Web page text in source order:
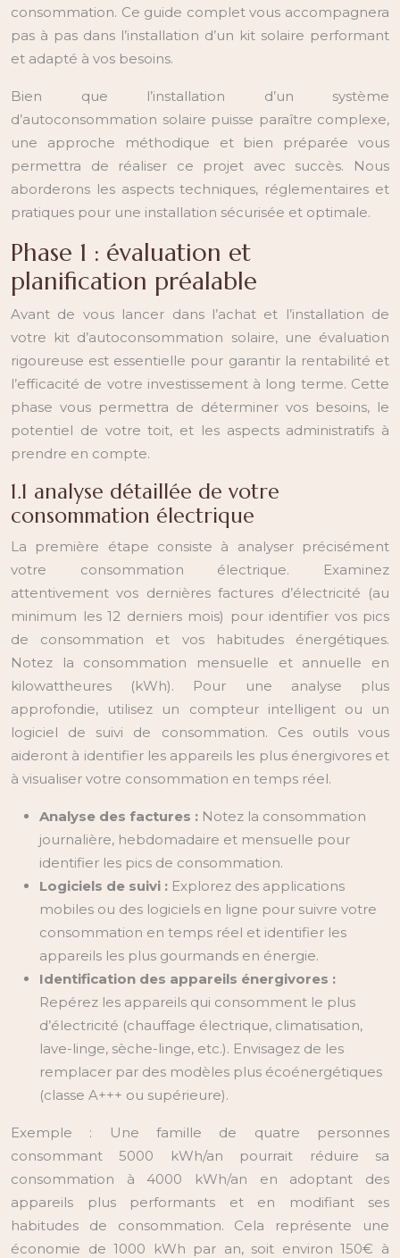
consommation. Ce guide complet vous accompagnera
pas à pas dans l’installation d’un kit solaire performant
et adapté à vos besoins.
Bien que l’installation d’un système
d’autoconsommation solaire puisse paraître complexe,
une approche méthodique et bien préparée vous
permettra de réaliser ce projet avec succès. Nous
aborderons les aspects techniques, réglementaires et
pratiques pour une installation sécurisée et optimale.
Phase 1 : évaluation et
planification préalable
Avant de vous lancer dans l’achat et l’installation de
votre kit d’autoconsommation solaire, une évaluation
rigoureuse est essentielle pour garantir la rentabilité et
l’efficacité de votre investissement à long terme. Cette
phase vous permettra de déterminer vos besoins, le
potentiel de votre toit, et les aspects administratifs à
prendre en compte.
1.1 analyse détaillée de votre
consommation électrique
La première étape consiste à analyser précisément
votre consommation électrique. Examinez
attentivement vos dernières factures d’électricité (au
minimum les 12 derniers mois) pour identifier vos pics
de consommation et vos habitudes énergétiques.
Notez la consommation mensuelle et annuelle en
kilowattheures (kWh). Pour une analyse plus
approfondie, utilisez un compteur intelligent ou un
logiciel de suivi de consommation. Ces outils vous
aideront à identifier les appareils les plus énergivores et
à visualiser votre consommation en temps réel.
Analyse des factures : Notez la consommation
journalière, hebdomadaire et mensuelle pour
identifier les pics de consommation.
Logiciels de suivi : Explorez des applications
mobiles ou des logiciels en ligne pour suivre votre
consommation en temps réel et identifier les
appareils les plus gourmands en énergie.
Identification des appareils énergivores :
Repérez les appareils qui consomment le plus
d’électricité (chauffage électrique, climatisation,
lave-linge, sèche-linge, etc.). Envisagez de les
remplacer par des modèles plus écoénergétiques
(classe A+++ ou supérieure).
Exemple : Une famille de quatre personnes
consommant 5000 kWh/an pourrait réduire sa
consommation à 4000 kWh/an en adoptant des
appareils plus performants et en modifiant ses
habitudes de consommation. Cela représente une
économie de 1000 kWh par an, soit environ 150€ à